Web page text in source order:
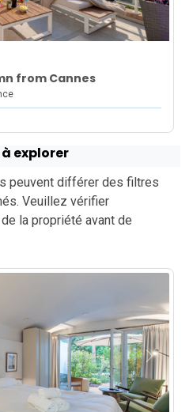
from Cannes
explorer
peuvent différer des filtres
Veuillez vérifier
la propriété avant de